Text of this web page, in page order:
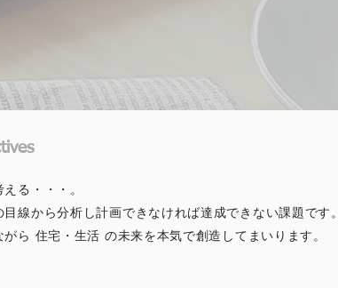
える・・・。
線から分析し計画できなければ達成できない課題です。
がら ​ 住宅・生活 の未来を本気で創造してまいります。